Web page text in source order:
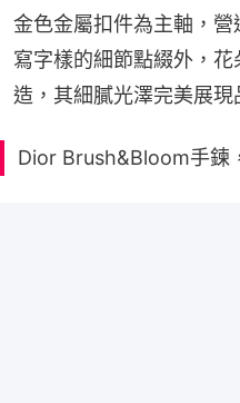
金色金屬扣件為主軸，
寫字樣的細節點綴外，
造，其細膩光澤完美展現
Dior Brush&Bloom手鍊